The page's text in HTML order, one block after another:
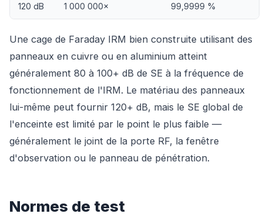
120 dB 1 000 000× 99,9999 %
Une cage de Faraday IRM bien construite utilisant des
panneaux en cuivre ou en aluminium atteint
généralement 80 à 100+ dB de SE à la fréquence de
fonctionnement de l'IRM. Le matériau des panneaux
lui-même peut fournir 120+ dB, mais le SE global de
l'enceinte est limité par le point le plus faible —
généralement le joint de la porte RF, la fenêtre
d'observation ou le panneau de pénétration.
Normes de test